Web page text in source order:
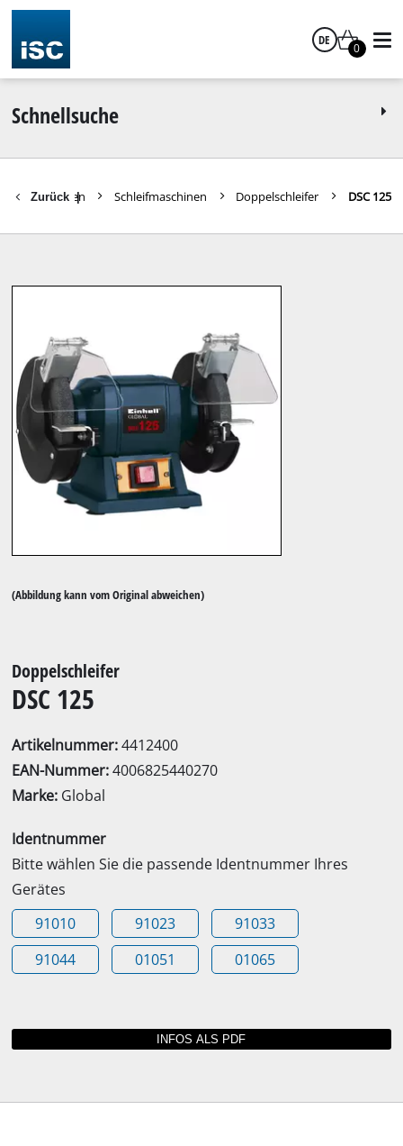
DE
0
Schnellsuche
Zurück |
Heimwerken Schleifmaschinen Doppelschleifer DSC 125
(Abbildung kann vom Original abweichen)
Doppelschleifer
DSC 125
Artikelnummer:4412400
EAN-Nummer:4006825440270
Marke: Global
Identnummer
Bitte wählen Sie die passende Identnummer Ihres
Gerätes
91010
91023
91033
91044
01051 01065